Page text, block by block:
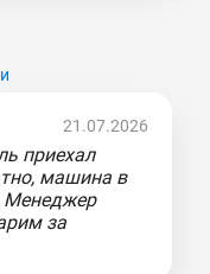
21.07.2026
приехал
машина в
Менеджер
за